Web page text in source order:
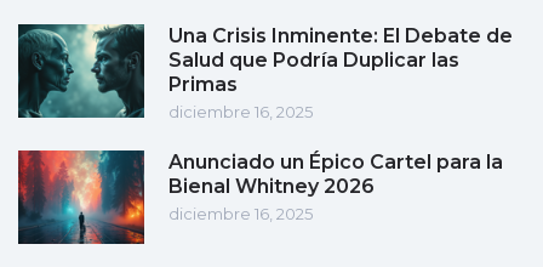
Una Crisis Inminente: El Debate de
Salud que Podría Duplicar las
Primas
diciembre 16, 2025
Anunciado un Épico Cartel para la
Bienal Whitney 2026
diciembre 16, 2025